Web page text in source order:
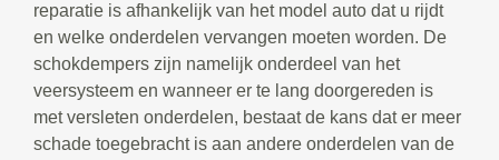
reparatie is afhankelijk van het model auto dat u rijdt
en welke onderdelen vervangen moeten worden. De
schokdempers zijn namelijk onderdeel van het
veersysteem en wanneer er te lang doorgereden is
met versleten onderdelen, bestaat de kans dat er meer
schade toegebracht is aan andere onderdelen van de